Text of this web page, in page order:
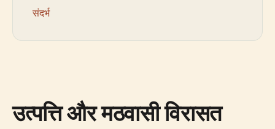
संदर्भ
उत्पत्ति और मठवासी विरासत